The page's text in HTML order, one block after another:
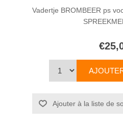
Vadertje BROMBEER ps